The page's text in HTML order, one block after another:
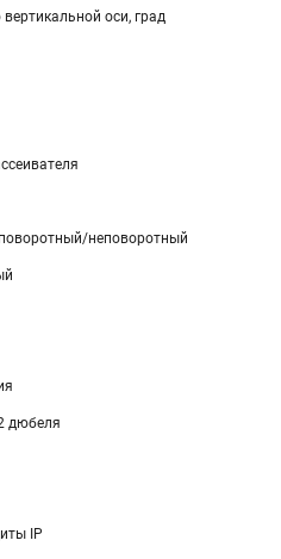
оси, град
неповоротный
дюбеля
IP